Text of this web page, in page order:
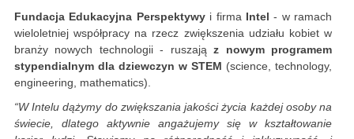
Fundacja Edukacyjna Perspektywyi firma Intel - w ramach
wieloletniej współpracy na rzecz zwiększenia udziału kobiet w
branży nowych technologii - ruszająz nowym programem
stypendialnym dla dziewczyn w STEM (science, technology,
engineering, mathematics).
“W Intelu dążymy do zwiększania jakości życia każdej osoby na
świecie, dlatego aktywnie angażujemy się w kształtowanie